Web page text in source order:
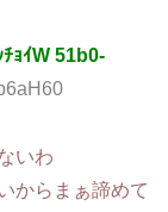
ｮｲW 51b0-
いわ
からまぁ諦めて